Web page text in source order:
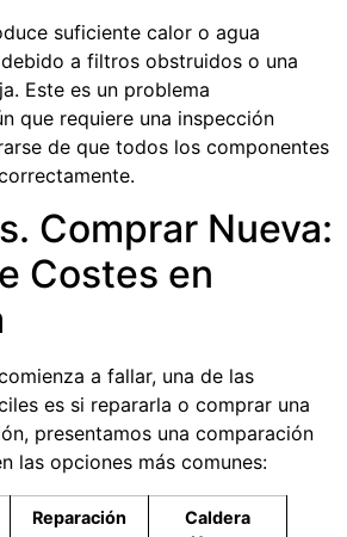
suficiente calor o agua
a filtros obstruidos o una
Este es un problema
que requiere una inspección
de que todos los componentes
Comprar Nueva:
Costes en
a fallar, una de las
es si repararla o comprar una
presentamos una comparación
las opciones más comunes:
Reparación
Caldera